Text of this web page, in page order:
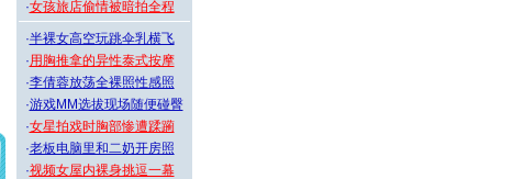
·女孩旅店偷情被暗拍全程
·半裸女高空玩跳伞乳横飞
·用胸推拿的异性泰式按摩
·李倩蓉放荡全裸照性感照
·游戏MM选拔现场随便碰臀
·女星拍戏时胸部惨遭蹂躏
·老板电脑里和二奶开房照
·视频女屋内裸身挑逗一幕